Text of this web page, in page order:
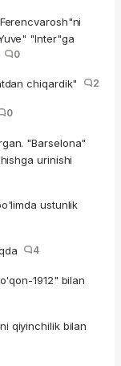
"Inter"ga
0
chiqardik" 2
0
"Barselona"
urinishi
ustunlik
4
1912" bilan
qiyinchilik bilan